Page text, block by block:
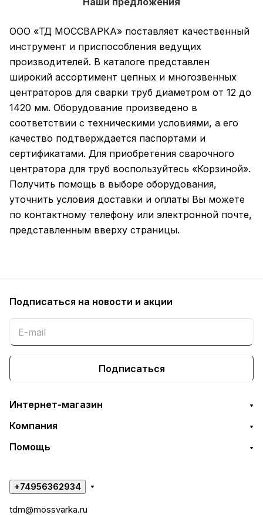
ООО «ТД МОССВАРКА» поставляет качественный
инструмент и приспособления ведущих
производителей. В каталоге представлен
широкий ассортимент цепных и многозвенных
центраторов для сварки труб диаметром от 12 до
1420 мм. Оборудование произведено в
соответствии с техническими условиями, а его
качество подтверждается паспортами и
сертификатами. Для приобретения сварочного
центратора для труб воспользуйтесь «Корзиной».
Получить помощь в выборе оборудования,
уточнить условия доставки и оплаты Вы можете
по контактному телефону или электронной почте,
представленным вверху страницы.
Подписаться на новости и акции
Подписаться
Интернет-магазин
Компания
Помощь
+74956362934
tdm@mossvarka.ru